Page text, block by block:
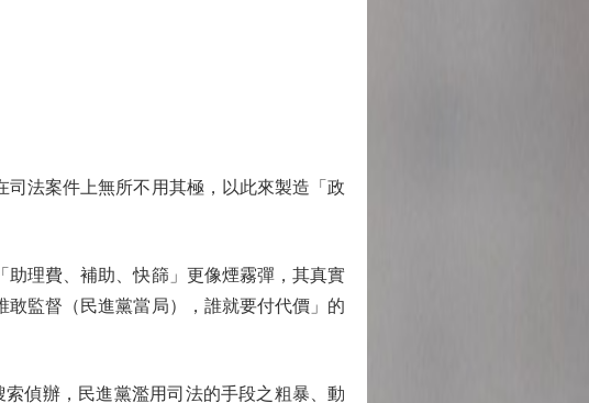
法案件上無所不用其極，以此來製造「政
理費、補助、快篩」更像煙霧彈，其真實
監督（民進黨當局），誰就要付代價」的
偵辦，民進黨濫用司法的手段之粗暴、動